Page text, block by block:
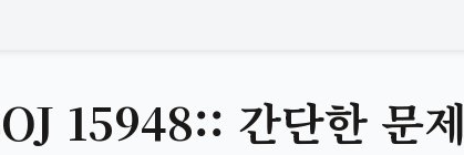
15948:: 간단한 문제